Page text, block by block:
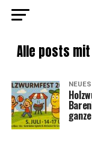
Alle posts